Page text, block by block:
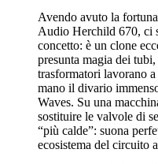
Avendo avuto la
Audio Herchild 670, ci
concetto: è un clone
presunta magia dei
trasformatori lavorano
mano il divario
Waves. Su una
sostituire le valvole di
“più calde”: suona
ecosistema del circuito